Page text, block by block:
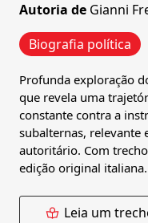
Autoria de Gianni
Biografia política
Profunda exploração
que revela uma
constante contra a
subalternas, relevante
autoritário. Com
edição original italiana.
Leia um